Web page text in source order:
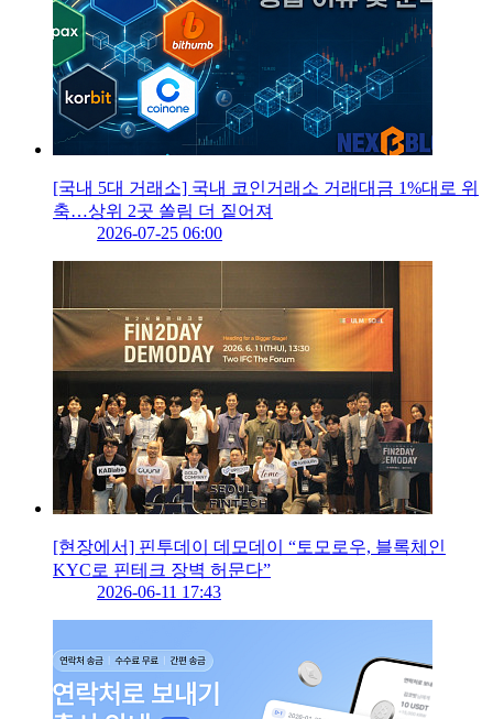
[국내 5대 거래소] 국내 코인거래소 거래대금 1%대로 위
축…상위 2곳 쏠림 더 짙어져
2026-07-25 06:00
[현장에서] 핀투데이 데모데이 “토모로우, 블록체인
KYC로 핀테크 장벽 허문다”
2026-06-11 17:43